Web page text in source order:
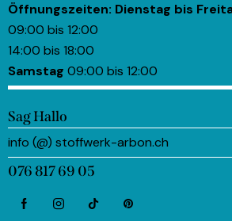
Öffnungszeiten: Dienstag bis
09:00 bis 12:00
14:00 bis 18:00
Samstag 09:00 bis 12:00
Sag Hallo
info (@) stoffwerk-arbon.ch
076 817 69 05